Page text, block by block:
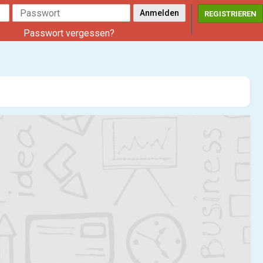
Passwort vergessen?
REGISTRIEREN